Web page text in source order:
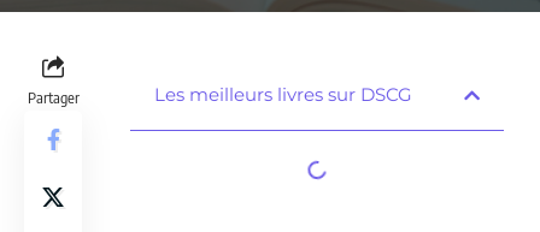
Partager Les meilleurs livres sur DSCG